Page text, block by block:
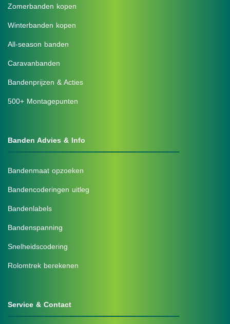
Zomerbanden kopen
Winterbanden kopen
All-season banden
Caravanbanden
Bandenprijzen & Acties
500+ Montagepunten
Banden Advies & Info
Bandenmaat opzoeken
Bandencoderingen uitleg
Bandenlabels
Bandenspanning
Snelheidscodering
Rolomtrek berekenen
Service & Contact